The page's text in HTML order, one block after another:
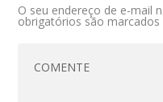
O seu endereço de e-mail
obrigatórios são